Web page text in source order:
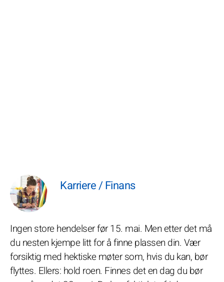
Karriere / Finans
Ingen store hendelser før 15. mai. Men etter det må
du nesten kjempe litt for å finne plassen din. Vær
forsiktig med hektiske møter som, hvis du kan, bør
flyttes. Ellers: hold roen. Finnes det en dag du bør